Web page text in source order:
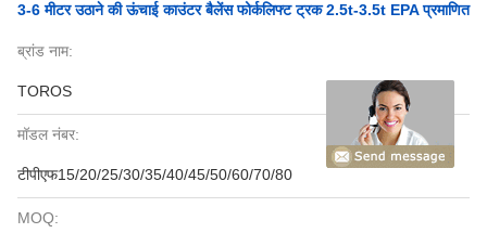
3-6 मीटर उठाने की ऊंचाई काउंटर बैलेंस फोर्कलिफ्ट ट्रक 2.5t-3.5t EPA प्रमाणित
ब्रांड नाम:
TOROS
मॉडल नंबर:
टीपीएफ15/20/25/30/35/40/45/50/60/70/80
MOQ: